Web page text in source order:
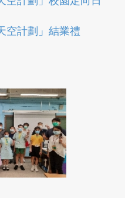
空計劃」結業禮